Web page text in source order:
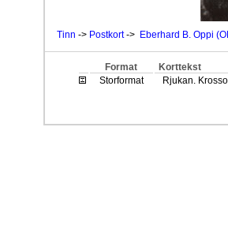
Tinn -> Postkort-> Eberhard B. Oppi
Format
Korttekst
Storformat
Rjukan.